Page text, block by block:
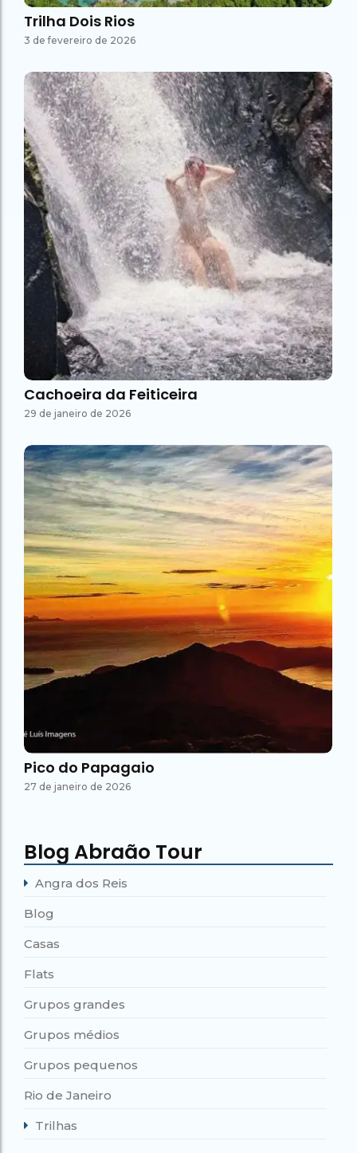
Trilha Dois Rios
3 de fevereiro de 2026
Cachoeira da Feiticeira
29 de janeiro de 2026
Pico do Papagaio
27 de janeiro de 2026
Blog Abraão Tour
Angra dos Reis
Blog
Casas
Flats
Grupos grandes
Grupos médios
Grupos pequenos
Rio de Janeiro
Trilhas